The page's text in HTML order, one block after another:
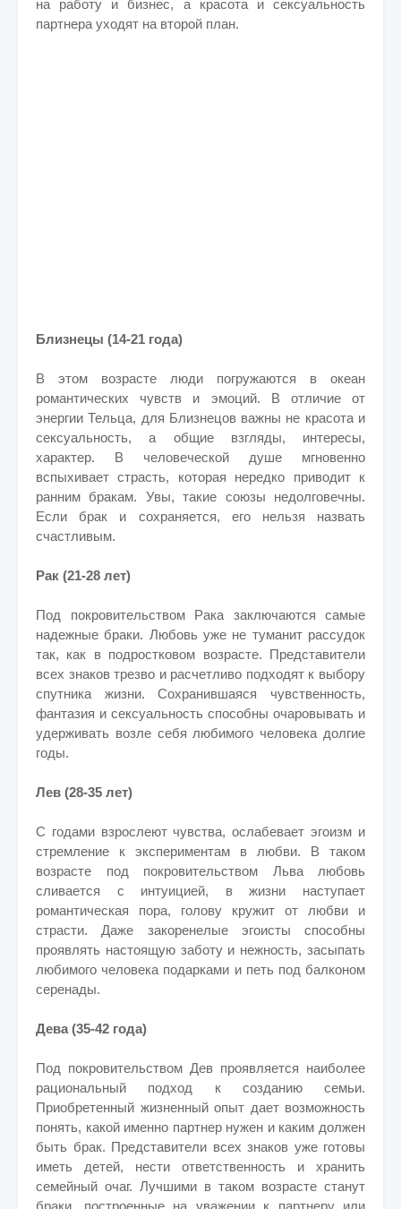
на работу и бизнес, а красота и сексуальность
партнера уходят на второй план.
Близнецы (14-21 года)
В этом возрасте люди погружаются в океан
романтических чувств и эмоций. В отличие от
энергии Тельца, для Близнецов важны не красота и
сексуальность, а общие взгляды, интересы,
характер. В человеческой душе мгновенно
вспыхивает страсть, которая нередко приводит к
ранним бракам. Увы, такие союзы недолговечны.
Если брак и сохраняется, его нельзя назвать
счастливым.
Рак (21-28 лет)
Под покровительством Рака заключаются самые
надежные браки. Любовь уже не туманит рассудок
так, как в подростковом возрасте. Представители
всех знаков трезво и расчетливо подходят к выбору
спутника жизни. Сохранившаяся чувственность,
фантазия и сексуальность способны очаровывать и
удерживать возле себя любимого человека долгие
годы.
Лев (28-35 лет)
С годами взрослеют чувства, ослабевает эгоизм и
стремление к экспериментам в любви. В таком
возрасте под покровительством Льва любовь
сливается с интуицией, в жизни наступает
романтическая пора, голову кружит от любви и
страсти. Даже закоренелые эгоисты способны
проявлять настоящую заботу и нежность, засыпать
любимого человека подарками и петь под балконом
серенады.
Дева (35-42 года)
Под покровительством Дев проявляется наиболее
рациональный подход к созданию семьи.
Приобретенный жизненный опыт дает возможность
понять, какой именно партнер нужен и каким должен
быть брак. Представители всех знаков уже готовы
иметь детей, нести ответственность и хранить
семейный очаг. Лучшими в таком возрасте станут
браки, построенные на уважении к партнеру или